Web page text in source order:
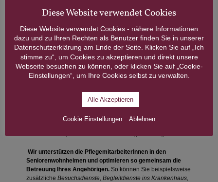
Wir besuchen und betreuen Sie auch
gerne im Seniorenwohnheim.
Wenn ein Umzug in ein Seniorenwohnheim notwendig wurde
bzw. künftig notwendig werden wird, sind wir auch hier
In stationären Einrichtungen gibt es naturgemäß trotz aller
Anstrengungen und Bemühungen und hoher
Wir unterstützen die PflegemitarbeiterInnen in den
Seniorenwohnheimen und optimieren so gemeinsam die
Betreuung Ihres Angehörigen. So können Sie beispielsweise
zusätzliche Besuchsdienste, Begleitdienste ins Krankenhaus,
Diese Website verwendet Cookies
Diese Website verwendet Cookies - nähere Informationen
dazu und zu Ihren Rechten als Benutzer finden Sie in unserer
Datenschutzerklärung am Ende der Seite. Klicken Sie auf „Ich
stimme zu“, um Cookies zu akzeptieren und direkt unsere
Webseite besuchen zu können, oder klicken Sie auf „Cookie-
Einstellungen“, um Ihre Cookies selbst zu verwalten.
Alle Akzeptieren
Cookie Einstellungen Ablehnen